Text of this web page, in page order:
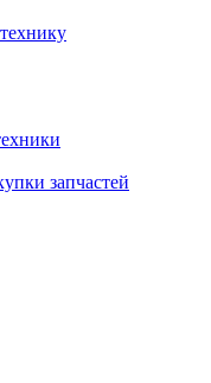
запчастей